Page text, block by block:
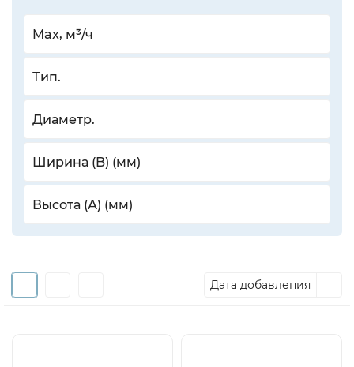
Max, м³/ч
Тип.
Диаметр.
Ширина (B) (мм)
Высота (А) (мм)
Дата добавления